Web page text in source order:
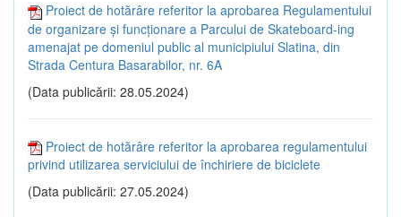
Proiect de hotărâre referitor la aprobarea Regulamentului
de organizare și funcționare a Parcului de Skateboard-ing
amenajat pe domeniul public al municipiului Slatina, din
Strada Centura Basarabilor, nr. 6A
(Data publicării: 28.05.2024)
Proiect de hotărâre referitor la aprobarea regulamentului
privind utilizarea serviciului de închiriere de biciclete
(Data publicării: 27.05.2024)